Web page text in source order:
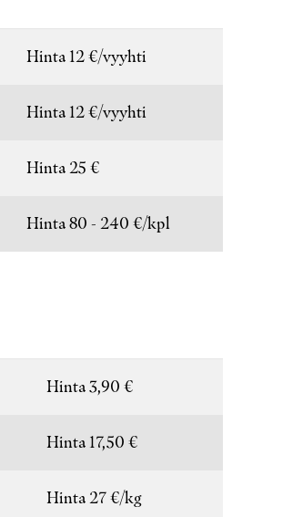
Hinta 12 €/vyyhti
Hinta 12 €/vyyhti
Hinta 25 €
Hinta 80 - 240 €/kpl
Hinta 3,90 €
Hinta 17,50 €
Hinta 27 €/kg